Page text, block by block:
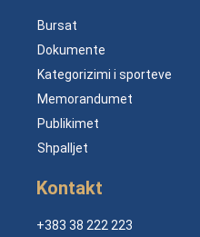
Bursat
Dokumente
Kategorizimi i sporteve
Memorandumet
Publikimet
Shpalljet
Kontakt
+383 38 222 223